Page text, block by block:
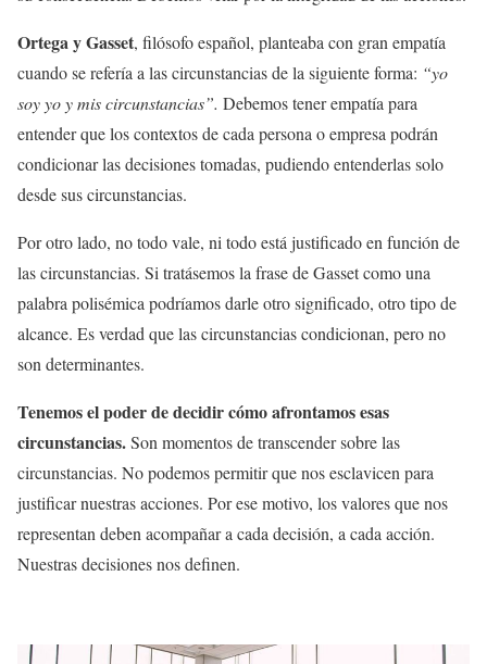
Ortega y Gasset, filósofo español, planteaba con gran empatía
cuando se refería a las circunstancias de la siguiente forma: “yo
soy yo y mis circunstancias”. Debemos tener empatía para
entender que los contextos de cada persona o empresa podrán
condicionar las decisiones tomadas, pudiendo entenderlas solo
desde sus circunstancias.
Por otro lado, no todo vale, ni todo está justificado en función de
las circunstancias. Si tratásemos la frase de Gasset como una
palabra polisémica podríamos darle otro significado, otro tipo de
alcance. Es verdad que las circunstancias condicionan, pero no
son determinantes.
Tenemos el poder de decidir cómo afrontamos esas
circunstancias.Son momentos de transcender sobre las
circunstancias. No podemos permitir que nos esclavicen para
justificar nuestras acciones. Por ese motivo, los valores que nos
representan deben acompañar a cada decisión, a cada acción.
Nuestras decisiones nos definen.